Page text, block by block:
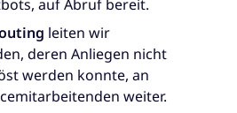
auf Abruf bereit.
leiten wir
deren Anliegen nicht
werden konnte, an
weiter.